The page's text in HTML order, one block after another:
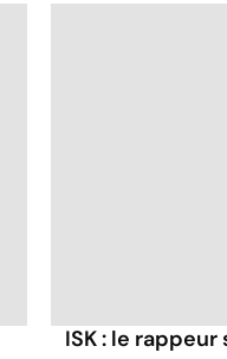
ISK : le